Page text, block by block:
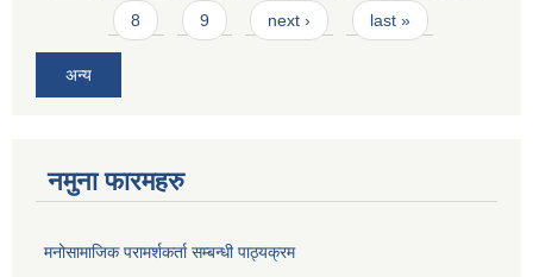
8 9 next › last »
अन्य
नमुना फारमहरु
मनोसामाजिक परामर्शकर्ता सम्बन्धी पाठ्यक्रम